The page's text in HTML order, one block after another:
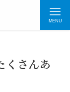
MENU
くさんあ